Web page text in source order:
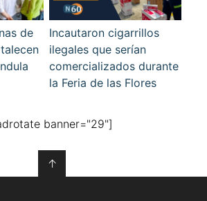
de
Incautaron cigarrillos
ilegales que serían
comercializados durante
la Feria de las Flores
banner="29"]
↑